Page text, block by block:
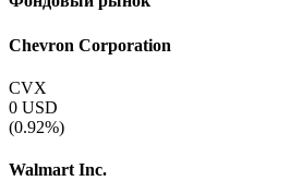
Chevron Corporation
CVX
0 USD
(0.92%)
Walmart Inc.